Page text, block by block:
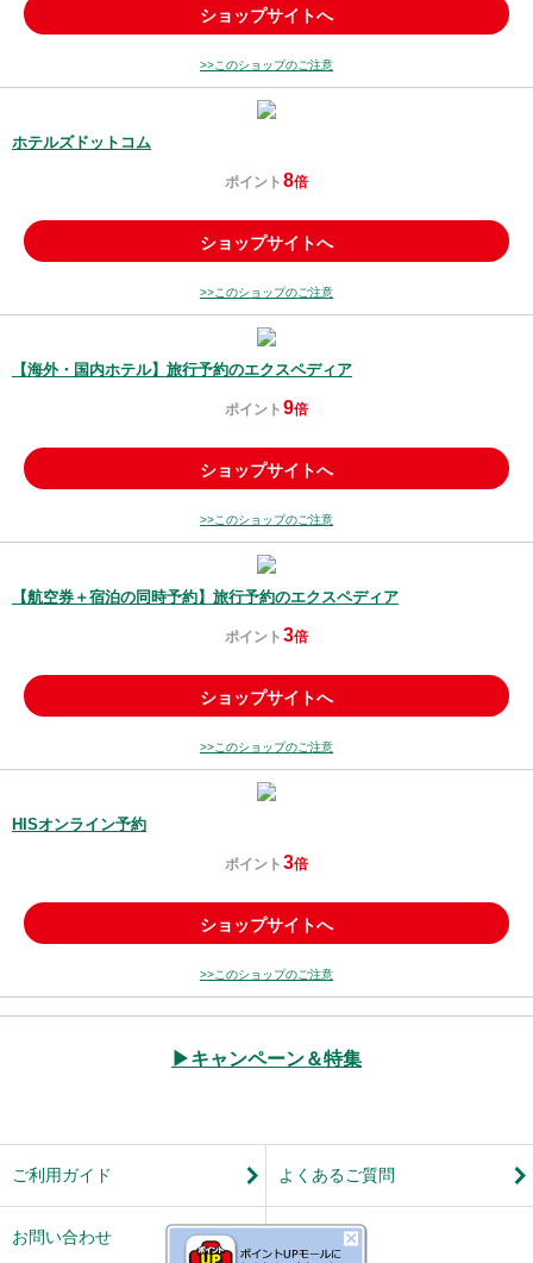
ショップサイトへ
>>このショップのご注意
ホテルズドットコム
ポイント 8倍
ショップサイトへ
>>このショップのご注意
【海外・国内ホテル】旅行予約のエクスペディア
ポイント 9倍
ショップサイトへ
>>このショップのご注意
【航空券＋宿泊の同時予約】旅行予約のエクスペディア
ポイント 3倍
ショップサイトへ
>>このショップのご注意
HISオンライン予約
ポイント 3倍
ショップサイトへ
>>このショップのご注意
▶キャンペーン＆特集
ご利用ガイド よくあるご質問
お問い合わせ